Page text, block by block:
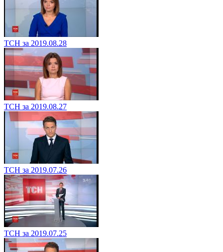
ТСН за 2019.08.28
ТСН за 2019.08.27
ТСН за 2019.07.26
ТСН за 2019.07.25